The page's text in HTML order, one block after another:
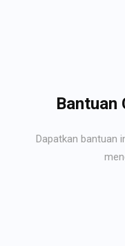
Bantuan
Dapatkan bantuan